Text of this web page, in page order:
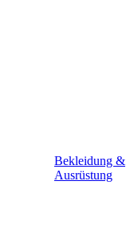
Bekleidung &
Ausrüstung